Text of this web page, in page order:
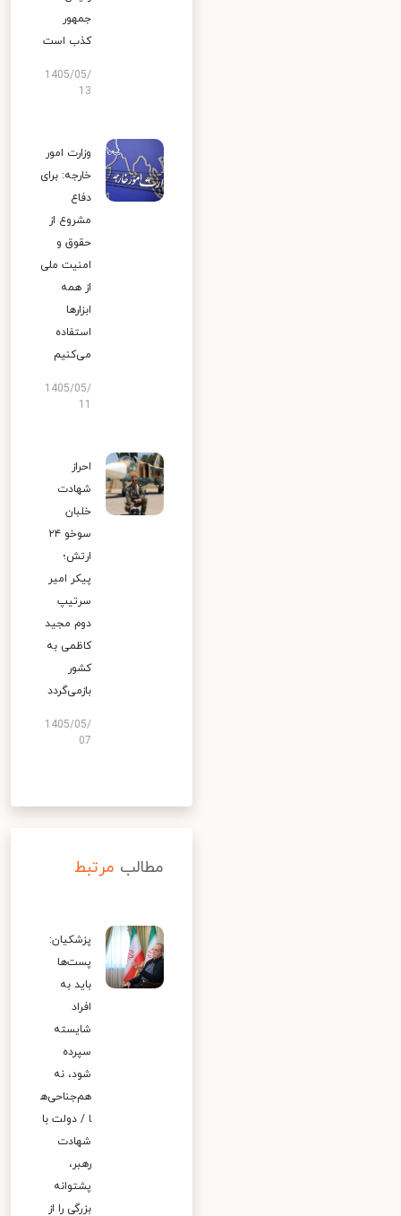
جمهور
کذب است
1405/05/
13
وزارت امور
خارجه: برای
دفاع
مشروع از
حقوق و
امنیت ملی
از همه
ابزارها
استفاده
می‌کنیم
1405/05/
احراز
شهادت
خلبان
سوخو ۲۴
ارتش؛
پیکر امیر
سرتیپ
دوم مجید
کاظمی به
کشور
بازمی‌گردد
1405/05/
07
مطالب مرتبط
پزشکیان:
پست‌ها
باید به
افراد
شایسته
سپرده
شود، نه
هم‌جناحی‌ه
ا / دولت با
شهادت
رهبر،
پشتوانه
بزرگی را از